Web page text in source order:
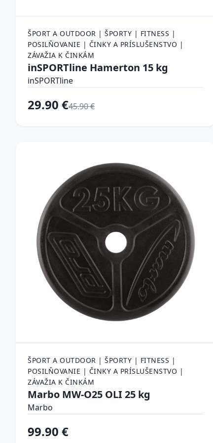
ŠPORT A OUTDOOR | ŠPORTY | FITNESS |
POSILŇOVANIE | ČINKY A PRÍSLUŠENSTVO |
ZÁVAŽIA K ČINKÁM
inSPORTline Hamerton 15 kg
inSPORTline
29.90 €45.90 €
ŠPORT A OUTDOOR | ŠPORTY | FITNESS |
POSILŇOVANIE | ČINKY A PRÍSLUŠENSTVO |
ZÁVAŽIA K ČINKÁM
Marbo MW-O25 OLI 25 kg
Marbo
99.90 €